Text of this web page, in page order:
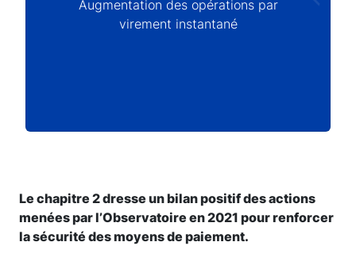
Augmentation des opérations par
virement instantané
Le chapitre 2 dresse un bilan positif des actions
menées par l’Observatoire en 2021 pour renforcer
la sécurité des moyens de paiement.